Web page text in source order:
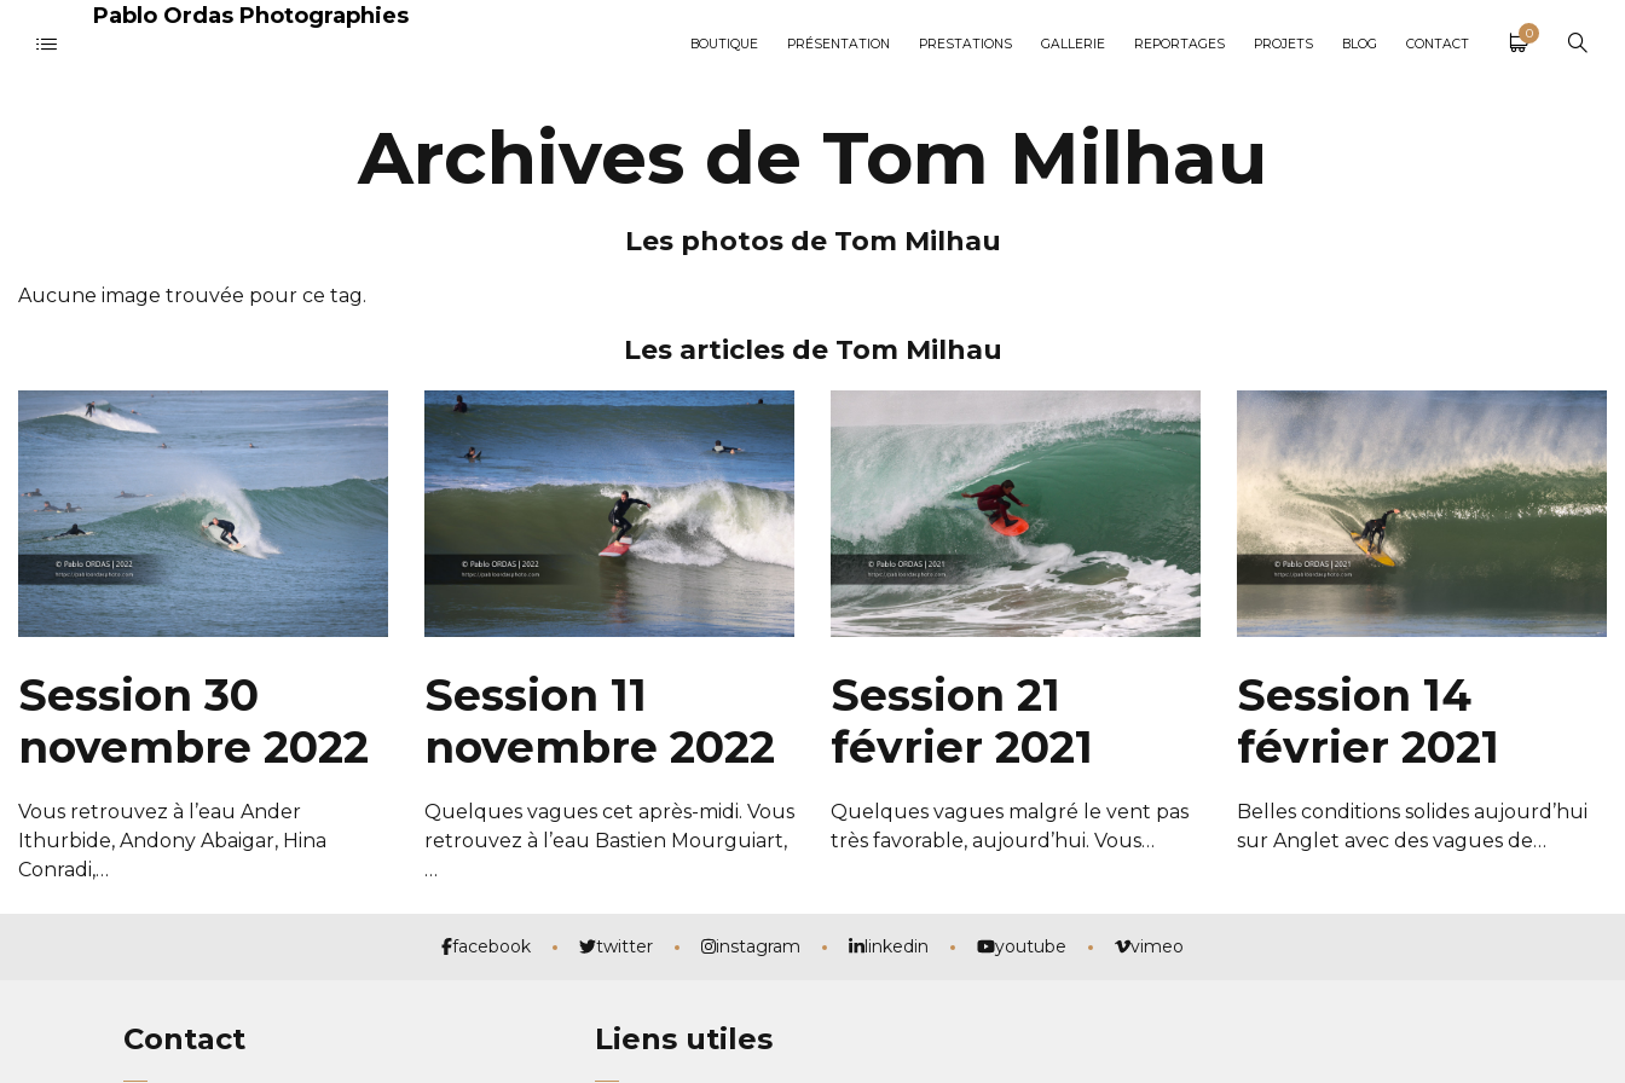
Pablo Ordas Photographies
BOUTIQUE PRÉSENTATION PRESTATIONS GALLERIE REPORTAGES PROJETS BLOG CONTACT
0
Archives de Tom Milhau
Les photos de Tom Milhau
Aucune image trouvée pour ce tag.
Les articles de Tom Milhau
Session 30
novembre 2022
Vous retrouvez à l’eau Ander
Ithurbide, Andony Abaigar, Hina
Conradi,…
Session 11
novembre 2022
Quelques vagues cet après-midi. Vous
retrouvez à l’eau Bastien Mourguiart,
…
Session 21
février 2021
Quelques vagues malgré le vent pas
très favorable, aujourd’hui. Vous…
Session 14
février 2021
Belles conditions solides aujourd’hui
sur Anglet avec des vagues de…
facebook twitter instagram linkedin youtube vimeo
Contact Liens utiles